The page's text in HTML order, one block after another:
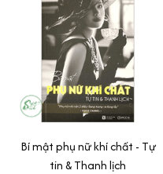
Bí mật phụ nữ khí chất - Tự
tin & Thanh lịch